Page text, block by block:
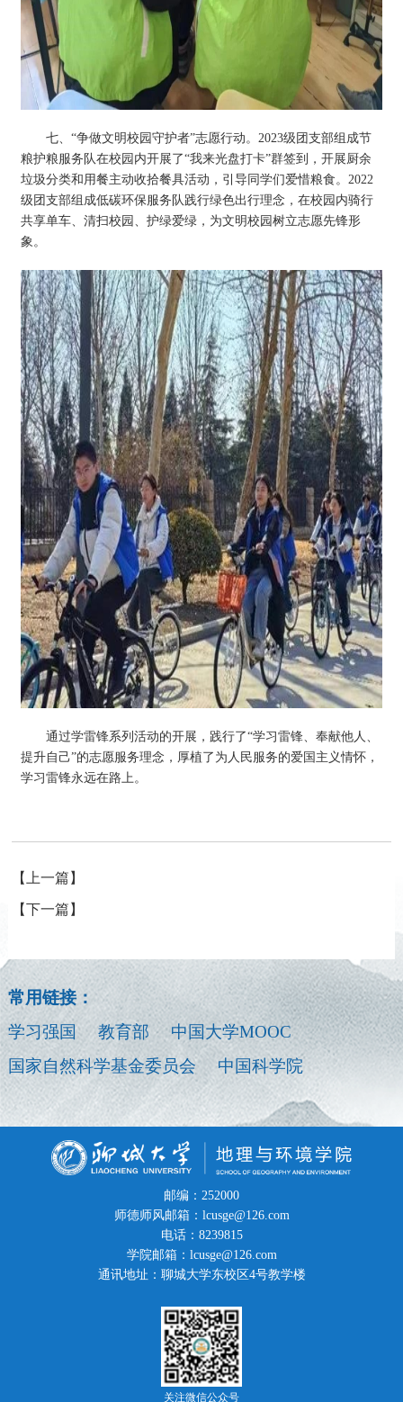
七、“争做文明校园守护者”志愿行动。2023级团支部组成节
粮护粮服务队在校园内开展了“我来光盘打卡”群签到，开展厨余
垃圾分类和用餐主动收拾餐具活动，引导同学们爱惜粮食。2022
级团支部组成低碳环保服务队践行绿色出行理念，在校园内骑行
共享单车、清扫校园、护绿爱绿，为文明校园树立志愿先锋形
象。
通过学雷锋系列活动的开展，践行了“学习雷锋、奉献他人、
提升自己”的志愿服务理念，厚植了为人民服务的爱国主义情怀，
学习雷锋永远在路上。
【上一篇】
【下一篇】
常用链接：
学习强国
教育部
中国大学MOOC
国家自然科学基金委员会
中国科学院
邮编：252000
师德师风邮箱：lcusge@126.com
电话：8239815
学院邮箱：lcusge@126.com
通讯地址：聊城大学东校区4号教学楼
关注微信公众号